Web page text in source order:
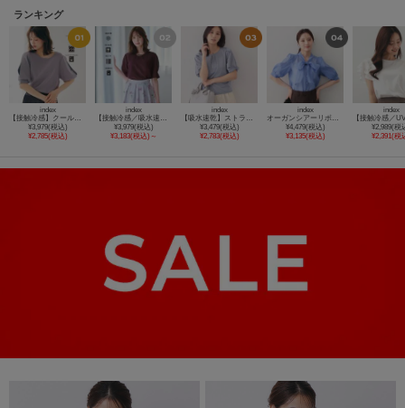
ランキング
index
¥3,979(税込)
¥2,785(税込)
index
¥3,979(税込)
¥3,183(税込)～
index
¥3,479(税込)
¥2,783(税込)
index
¥4,479(税込)
¥3,135(税込)
index
¥2,989(税
¥2,391(税